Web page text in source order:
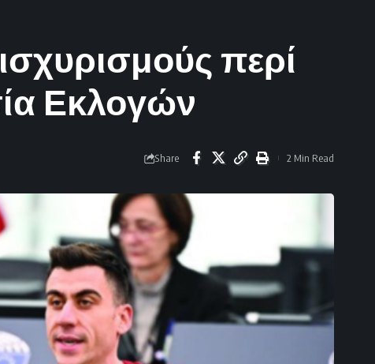
περί
Εκλογών
Share 2 Min Read